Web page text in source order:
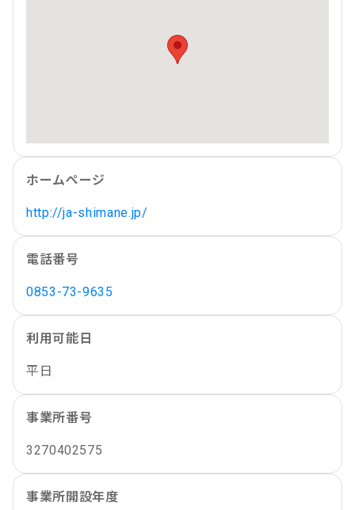
ホームページ
http://ja-shimane.jp/
電話番号
0853-73-9635
利用可能日
平日
事業所番号
3270402575
事業所開設年度